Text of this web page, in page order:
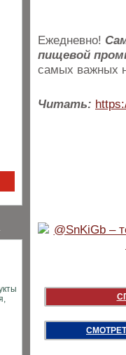
Ежедневно!
пищевой
самых важных
Читать: